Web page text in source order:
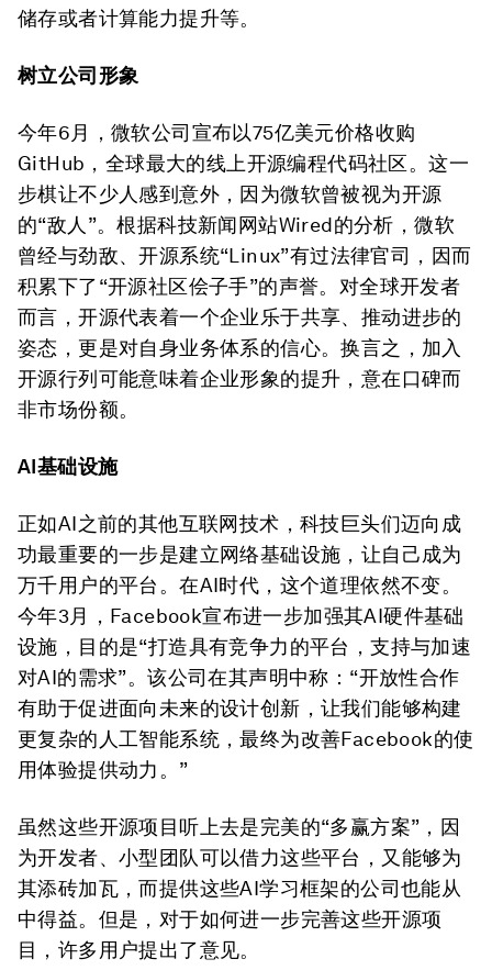
储存或者计算能力提升等。
树立公司形象
今年6月，微软公司宣布以75亿美元价格收购
GitHub，全球最大的线上开源编程代码社区。这一
步棋让不少人感到意外，因为微软曾被视为开源
的“敌人”。根据科技新闻网站Wired的分析，微软
曾经与劲敌、开源系统“Linux”有过法律官司，因而
积累下了“开源社区侩子手”的声誉。对全球开发者
而言，开源代表着一个企业乐于共享、推动进步的
姿态，更是对自身业务体系的信心。换言之，加入
开源行列可能意味着企业形象的提升，意在口碑而
非市场份额。
AI基础设施
正如AI之前的其他互联网技术，科技巨头们迈向成
功最重要的一步是建立网络基础设施，让自己成为
万千用户的平台。在AI时代，这个道理依然不变。
今年3月，Facebook宣布进一步加强其AI硬件基础
设施，目的是“打造具有竞争力的平台，支持与加速
对AI的需求”。该公司在其声明中称：“开放性合作
有助于促进面向未来的设计创新，让我们能够构建
更复杂的人工智能系统，最终为改善Facebook的使
用体验提供动力。”
虽然这些开源项目听上去是完美的“多赢方案”，因
为开发者、小型团队可以借力这些平台，又能够为
其添砖加瓦，而提供这些AI学习框架的公司也能从
中得益。但是，对于如何进一步完善这些开源项
目，许多用户提出了意见。